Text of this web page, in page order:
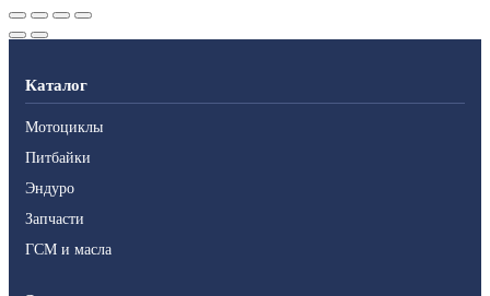
Каталог
Мотоциклы
Питбайки
Эндуро
Запчасти
ГСМ и масла